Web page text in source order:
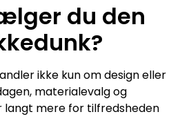
du den
ikke kun om design eller
materialevalg og
langt mere for tilfredsheden